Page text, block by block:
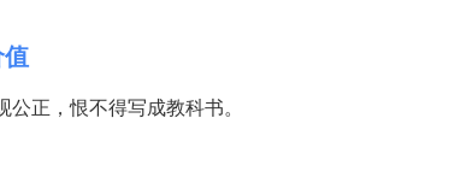
正，恨不得写成教科书。